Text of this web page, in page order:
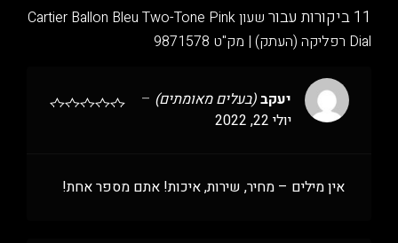
11 ביקורות עבור
שעון Cartier Ballon Bleu Two-Tone Pink
Dial רפליקה (העתק) | מק"ט 9871578
יעקב(בעלים מאומתים) –
יולי 22, 2022
אין מילים – מחיר, שירות, איכות! אתם מספר אחת!